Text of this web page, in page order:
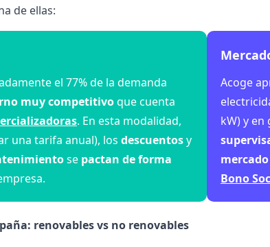
de ellas:
el 77% de la demanda
muy competitivoque cuenta
. En esta modalidad,
una tarifa anual), los descuentosy
se pactan de forma
Acoge
kW) y en
Bono
renovables vs no renovables